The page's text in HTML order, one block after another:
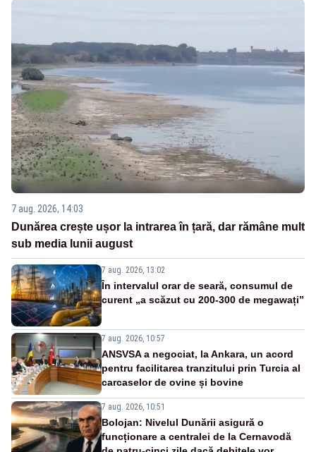
7 aug. 2026, 14:03
Dunărea crește ușor la intrarea în țară, dar rămâne mult
sub media lunii august
7 aug. 2026, 13:02
În intervalul orar de seară, consumul de
curent „a scăzut cu 200-300 de megawați”
7 aug. 2026, 10:57
ANSVSA a negociat, la Ankara, un acord
pentru facilitarea tranzitului prin Turcia al
carcaselor de ovine și bovine
7 aug. 2026, 10:51
Bolojan: Nivelul Dunării asigură o
funcționare a centralei de la Cernavodă